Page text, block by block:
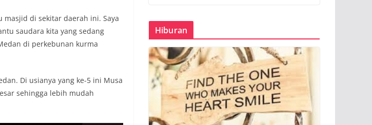
masjid di sekitar daerah ini. Saya
saudara kita yang sedang
di perkebunan kurma
Di usianya yang ke-5 ini Musa
sehingga lebih mudah
Hiburan